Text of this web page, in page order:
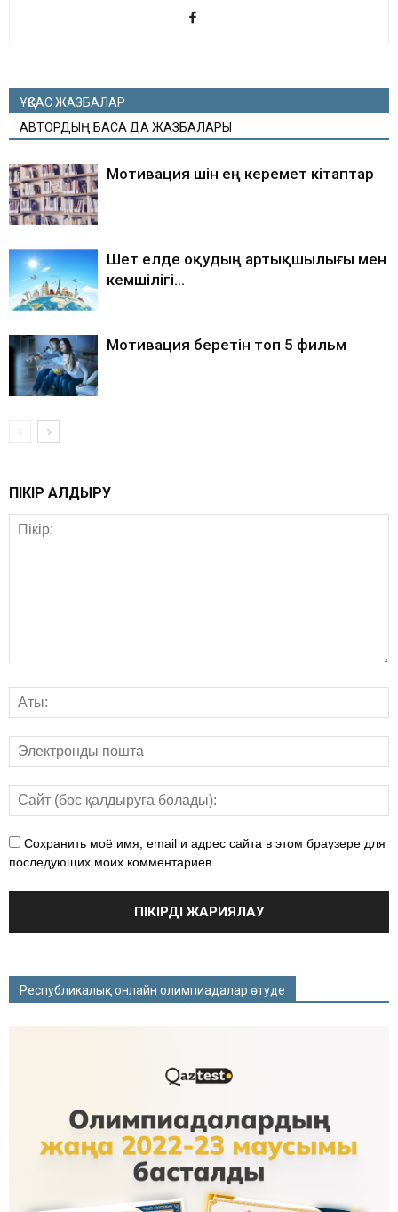
ҰҚСАС ЖАЗБАЛАР
АВТОРДЫҢ БАСҚА ДА ЖАЗБАЛАРЫ
Мотивация үшін ең керемет кітаптар
Шет елде оқудың артықшылығы мен
кемшілігі…
Мотивация беретін топ 5 фильм
ПІКІР ҚАЛДЫРУ
Сохранить моё имя, email и адрес сайта в этом браузере для
последующих моих комментариев.
Республикалық онлайн олимпиадалар өтуде